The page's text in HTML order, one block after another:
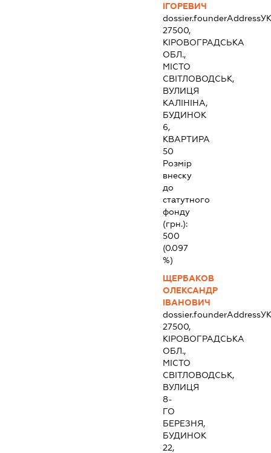
ІГОРЕВИЧ
dossier.founderAddress
27500,
КІРОВОГРАДСЬКА
ОБЛ.,
МІСТО
СВІТЛОВОДСЬК,
ВУЛИЦЯ
КАЛІНІНА,
БУДИНОК
6,
КВАРТИРА
50
Розмір
внеску
до
статутного
фонду
(грн.):
500
(0.097
%)
ЩЕРБАКОВ
ОЛЕКСАНДР
ІВАНОВИЧ
dossier.founderAddress
27500,
КІРОВОГРАДСЬКА
ОБЛ.,
МІСТО
СВІТЛОВОДСЬК,
ВУЛИЦЯ
8-
ГО
БЕРЕЗНЯ,
БУДИНОК
22,